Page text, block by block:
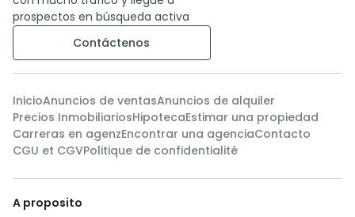
prospectos en búsqueda activa
Contáctenos
InicioAnuncios de ventasAnuncios de alquiler
Precios InmobiliariosHipotecaEstimar una propiedad
Carreras en agenzEncontrar una agenciaContacto
CGU et CGVPolitique de confidentialité
A proposito